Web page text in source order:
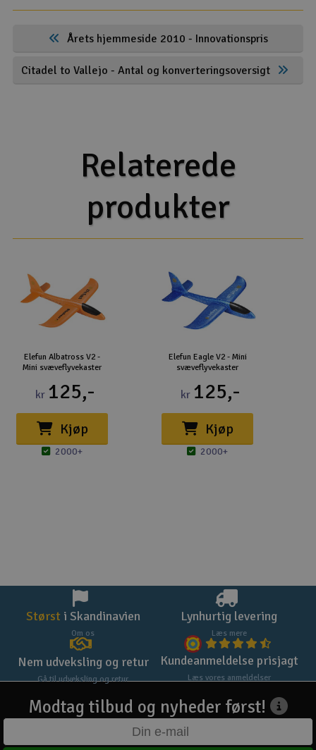
Årets hjemmeside 2010 - Innovationspris
Citadel to Vallejo - Antal og konverteringsoversigt
Relaterede
produkter
Elefun Albatross V2 -
Mini svæveflyvekaster
kr 125,-
Kjøp
2000+
Elefun Eagle V2 - Mini
svæveflyvekaster
kr 125,-
Kjøp
2000+
Størst i Skandinavien
Om os
Lynhurtig levering
Læs mere
Nem udveksling og retur
Gå til udveksling og retur
Kundeanmeldelse prisjagt
Læs vores anmeldelser
Modtag tilbud og nyheder først!